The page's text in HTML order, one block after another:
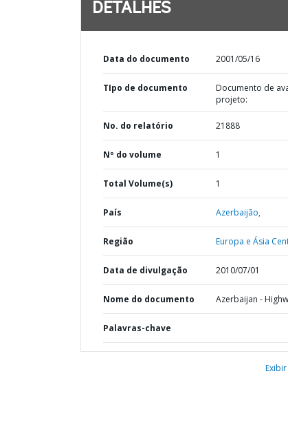
DETALHES
Data do documento 2001/05/16
TIpo de documento
Documento de
projeto:
No. do relatório 21888
Nº do volume 1
Total Volume(s) 1
País Azerbaijão,
Região Europa e Ásia
Data de divulgação 2010/07/01
Nome do documento Azerbaijan -
Palavras-chave